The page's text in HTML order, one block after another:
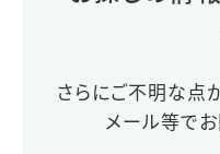
さらにご不明な点
メール等で